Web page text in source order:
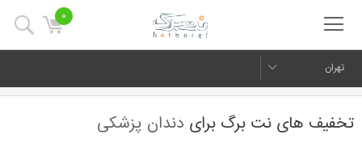
0
تهران
تخفیف های نت برگ برای دندان پزشکی